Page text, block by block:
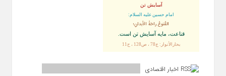
آسایش تن
امام حسین علیه السلام:
القُنوعُ راحَةُ الأبدانِ؛
قناعت، مايه آسايش تن است.
بحارالأنوار: ج78 ، ص128 ، ح11
اخبار اقتصادی